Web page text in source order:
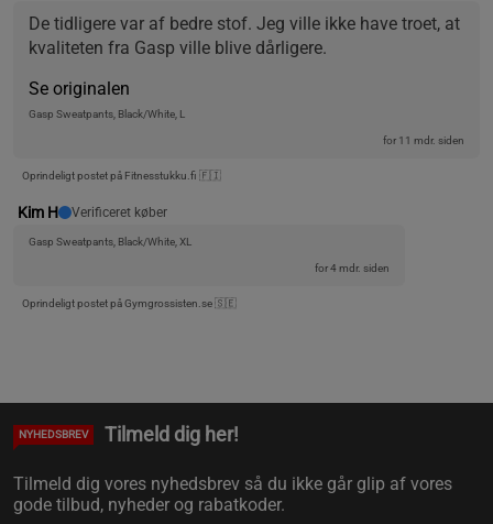
De tidligere var af bedre stof. Jeg ville ikke have troet, at
kvaliteten fra Gasp ville blive dårligere.
Se originalen
Gasp Sweatpants, Black/White, L
for 11 mdr. siden
Oprindeligt postet på Fitnesstukku.fi 🇫🇮
Kim H Verificeret køber
Gasp Sweatpants, Black/White, XL
for 4 mdr. siden
Oprindeligt postet på Gymgrossisten.se 🇸🇪
NYHEDSBREV Tilmeld dig her!
Tilmeld dig vores nyhedsbrev så du ikke går glip af vores
gode tilbud, nyheder og rabatkoder.